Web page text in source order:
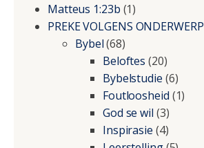
Matteus 1:23b (1)
PREKE VOLGENS ONDERWERP
Bybel(68)
Beloftes (20)
Bybelstudie (6)
Foutloosheid (1)
God se wil (3)
Inspirasie (4)